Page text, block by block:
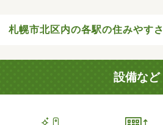
札幌市北区内の各駅の住みやすさ
設備など